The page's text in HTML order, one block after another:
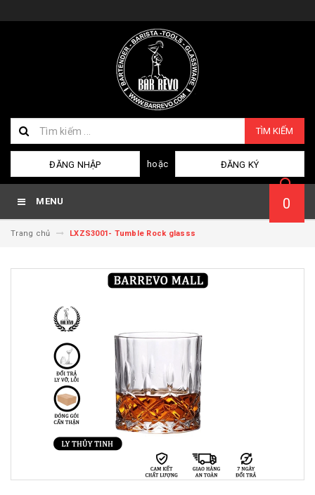
TÌM KIẾM
ĐĂNG NHẬP hoặc ĐĂNG KÝ
MENU 0
Trang chủ LXZS3001- Tumble Rock glasss